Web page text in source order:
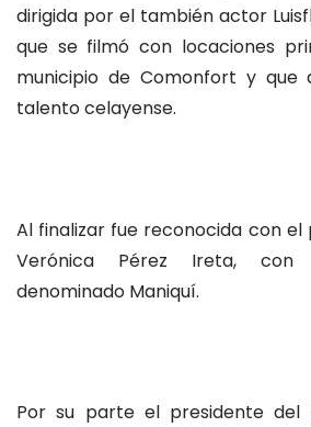
dirigida por el también actor
que se filmó con locaciones
municipio de Comonfort y que
talento celayense.
Al finalizar fue reconocida con el
Verónica Pérez Ireta, con
denominado Maniquí.
Por su parte el presidente del